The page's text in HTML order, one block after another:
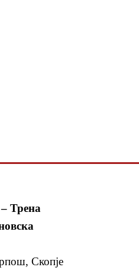
Трена
Скопје